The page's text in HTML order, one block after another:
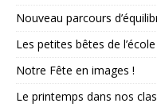
Nouveau parcours
Les petites bêtes de
Notre Fête en images !
Le printemps dans nos